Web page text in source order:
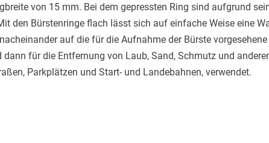
von 15 mm. Bei dem gepressten Ring sind aufgrund
den Bürstenringe flach lässt sich auf einfache Weise eine
auf die für die Aufnahme der Bürste vorgesehene
für die Entfernung von Laub, Sand, Schmutz und
Parkplätzen und Start- und Landebahnen, verwendet.